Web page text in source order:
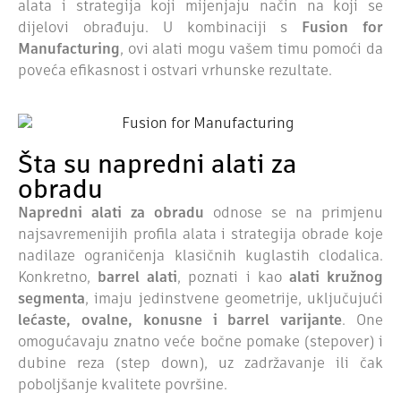
alata i strategija koji mijenjaju način na koji se
dijelovi obrađuju. U kombinaciji s Fusion for
Manufacturing, ovi alati mogu vašem timu pomoći da
poveća efikasnost i ostvari vrhunske rezultate.
Šta su napredni alati za
obradu
Napredni alati za obradu odnose se na primjenu
najsavremenijih profila alata i strategija obrade koje
nadilaze ograničenja klasičnih kuglastih clodalica.
Konkretno,
barrel alati, poznati i kao alati kružnog
segmenta, imaju jedinstvene geometrije, uključujući
lećaste, ovalne, konusne i barrel varijante. One
omogućavaju znatno veće bočne pomake (stepover) i
dubine reza (step down), uz zadržavanje ili čak
poboljšanje kvalitete površine.